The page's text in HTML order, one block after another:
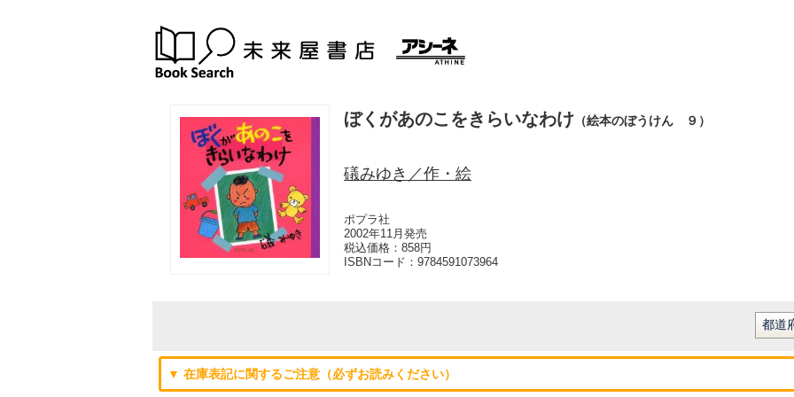
ぼくがあのこをきらいなわけ （絵本のぼうけん ９）
礒みゆき／作・絵
ポプラ社
2002年11月発売
税込価格：858円
ISBNコード： 9784591073964
▼ 在庫表記に関するご注意（必ずお読みください）